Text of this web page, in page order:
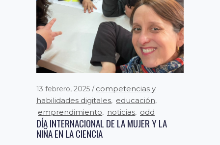
13 febrero, 2025
competencias y
habilidades digitales, educación,
emprendimiento, noticias, odd
DÍA INTERNACIONAL DE LA MUJER Y LA
NIÑA EN LA CIENCIA